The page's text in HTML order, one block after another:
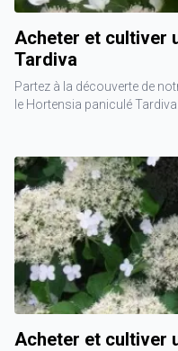
Acheter et cultiver
Tardiva
Partez à la découverte de
le Hortensia paniculé Tardiva.
Acheter et cultiver